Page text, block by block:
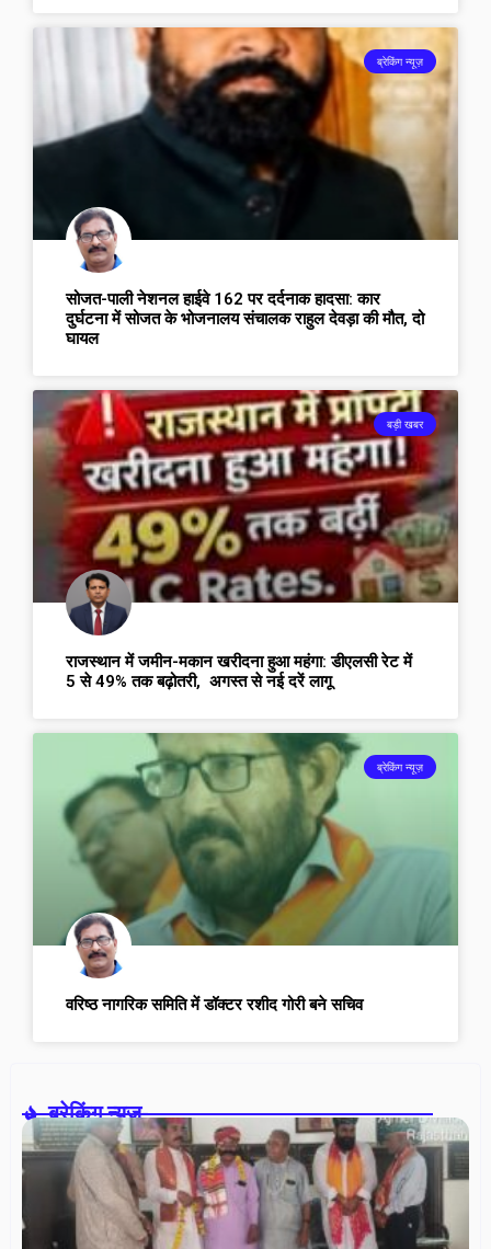
ब्रेकिंग न्यूज़
सोजत-पाली नेशनल हाईवे 162 पर दर्दनाक हादसा: कार
दुर्घटना में सोजत के भोजनालय संचालक राहुल देवड़ा की मौत, दो
घायल
बड़ी खबर
राजस्थान में जमीन-मकान खरीदना हुआ महंगा: डीएलसी रेट में
5 से 49% तक बढ़ोतरी, अगस्त से नई दरें लागू
ब्रेकिंग न्यूज़
वरिष्ठ नागरिक समिति में डॉक्टर रशीद गोरी बने सचिव
ब्रेकिंग न्यूज़-